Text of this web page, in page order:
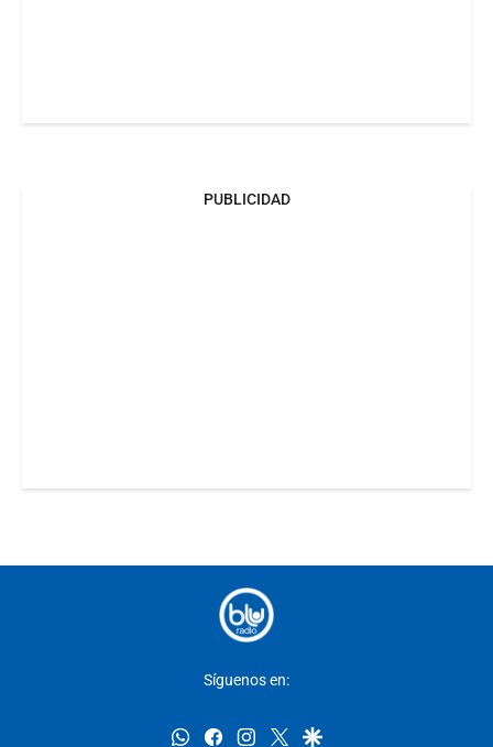
PUBLICIDAD
Síguenos en:
whatsappfacebookinstagram
twittergoogle